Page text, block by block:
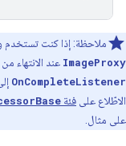
ملاحظة: إذا كنت تستخدم
ImageProxy عند الانتهاء
OnCompleteListener إلى
الاطّلاع على فئة
على مثال.